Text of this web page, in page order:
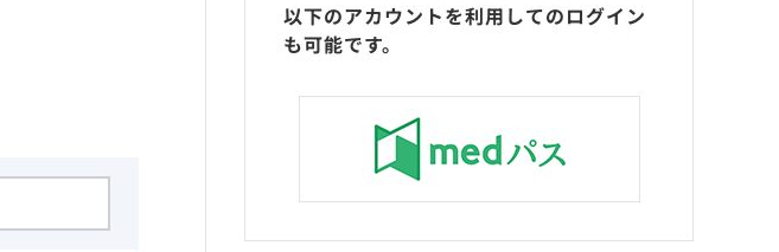
以下のアカウントを利用してのログイン
も可能です。